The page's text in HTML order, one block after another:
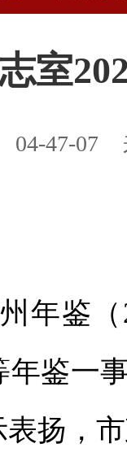
室
04-47-07
年鉴
年鉴一
扬，